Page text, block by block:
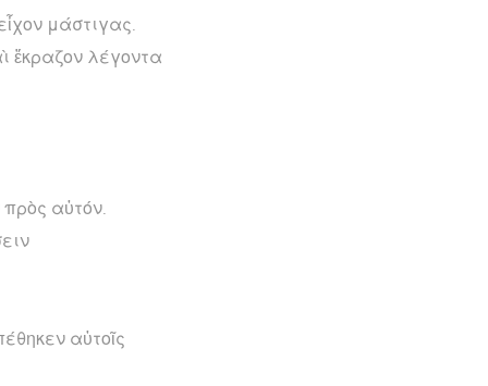
μάστιγας.
ἔκραζον λέγοντα
αὐτόν.
αὐτοῖς